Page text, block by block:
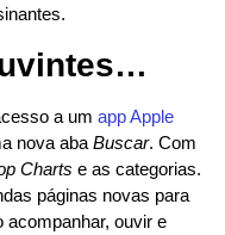
a um app Apple
nova aba Buscar. Com
Charts e as categorias.
páginas novas para
acompanhar, ouvir e